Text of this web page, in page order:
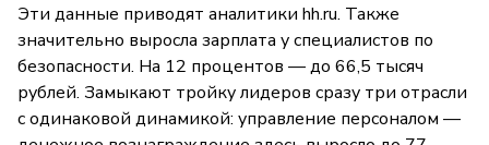
Эти данные приводят аналитики hh.ru. Также
значительно выросла зарплата у специалистов по
безопасности. На 12 процентов — до 66,5 тысяч
рублей. Замыкают тройку лидеров сразу три отрасли
с одинаковой динамикой: управление персоналом —